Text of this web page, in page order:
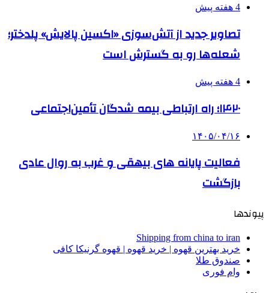
4 هفته پیش
تصاویر جدید از آتش‌سوزی «اکسین پالایش» پلدختر؛
شعله‌ها رو به گسترش است
4 هفته پیش
۱۴۲۰؛ راه ارتباطی بیمه شدگان تأمین‌اجتماعی
۱۴۰۵/۰۴/۱۶
فعالیت پایانه های بیهقی و غرب به روال عادی
بازگشت
پیوندها
Shipping from china to iran
خرید بهترین قهوه | خرید قهوه | قهوه گرنیکا کافی
صندوق طلا
وام فوری